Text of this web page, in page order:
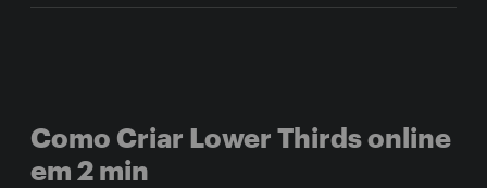
Como Criar Lower Thirds online
em 2 min